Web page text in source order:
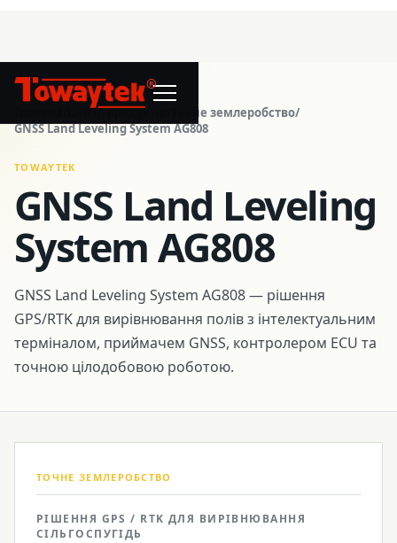
®
Центр продуктів Точне землеробство/
GNSS Land Leveling System AG808
TOWAYTEK
GNSS Land Leveling
System AG808
GNSS Land Leveling System AG808 — рішення
GPS/RTK для вирівнювання полів з інтелектуальним
терміналом, приймачем GNSS, контролером ECU та
точною цілодобовою роботою.
ТОЧНЕ ЗЕМЛЕРОБСТВО
РІШЕННЯ GPS / RTK ДЛЯ ВИРІВНЮВАННЯ
СІЛЬГОСПУГІДЬ